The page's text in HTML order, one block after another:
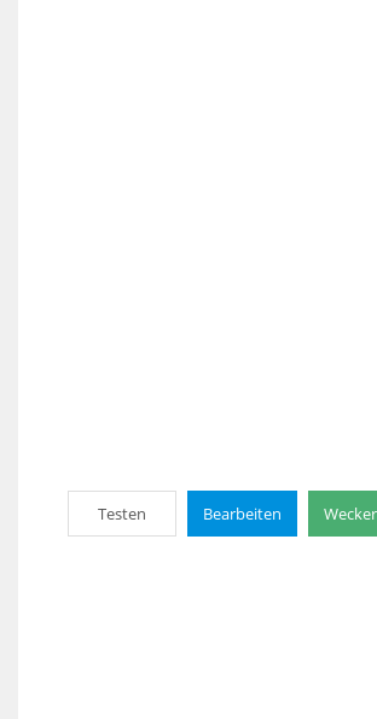
Testen Bearbeiten